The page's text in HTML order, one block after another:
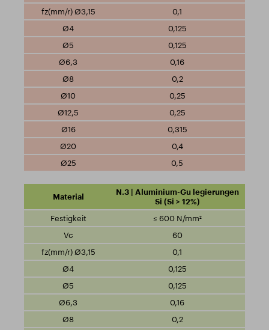
0,1
0,125
0,125
0,16
0,2
0,25
0,25
0,315
0,4
0,5
N.3 | Aluminium-Gu legierungen
Si (Si > 12%)
≤ 600 N/mm²
60
0,1
0,125
0,125
0,16
0,2